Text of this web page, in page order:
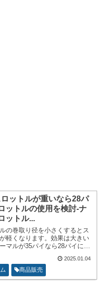
ロットルが重いなら28パ
ットルの使用を検討-ナ
ットル...
の巻取り径を小さくするとス
軽くなります。効果は大きい
マルが35パイなら28パイに変
だし、スロットル全開までの角
なります。90度が全開だった
が全開になるような感じです。
2025.01.04
商品販売